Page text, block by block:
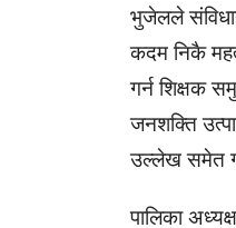
भुजेलले
कदम निकै
गर्न शिक्षक
जनशक्ति
उल्लेख समेत
पालिका